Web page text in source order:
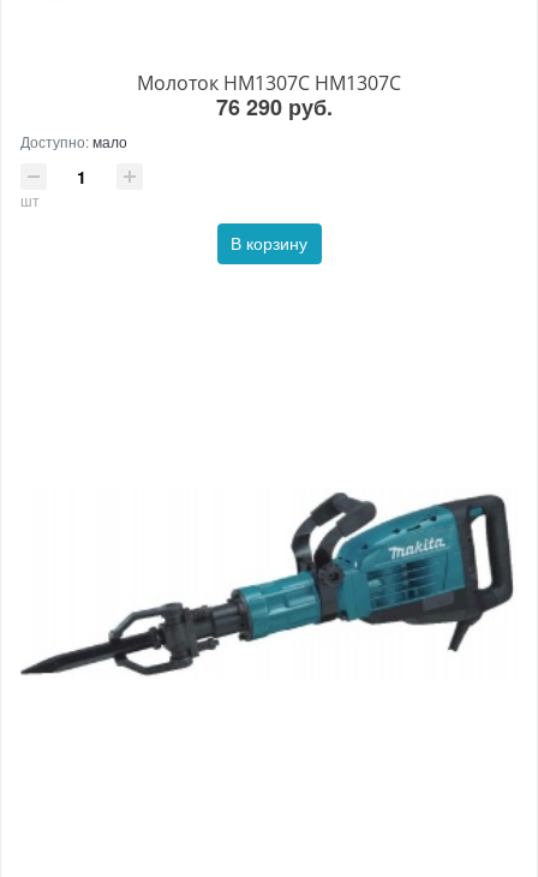
Молоток HM1307C HM1307C
76 290 руб.
Доступно:мало
шт
В корзину